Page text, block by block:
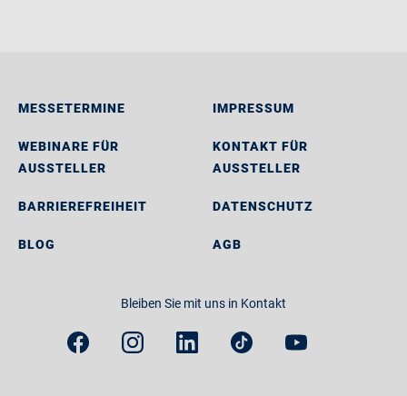
MESSETERMINE
WEBINARE FÜR
AUSSTELLER
BARRIEREFREIHEIT
BLOG
IMPRESSUM
KONTAKT FÜR
AUSSTELLER
DATENSCHUTZ
AGB
Bleiben Sie mit uns in Kontakt